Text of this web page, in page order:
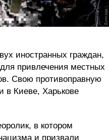
иностранных граждан,
привлечения местных
Свою противоправную
в Киеве, Харькове
в котором
и призвали